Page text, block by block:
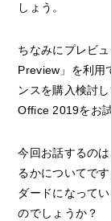
しょう。
ちなみにプレビ
Preview」を利用
ンスを購入検討
Office 2019をお
今回お話するの
るかについてで
ダードになって
のでしょうか？